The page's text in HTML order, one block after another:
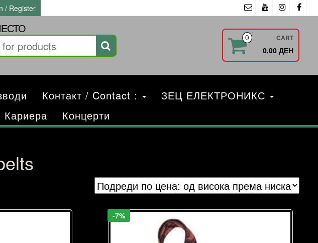
/ Register
0 CART
0,00 ДЕН
Контакт / Contact :
ЗЕЦ ЕЛЕКТРОНИКС
Кариера Концерти
-7%